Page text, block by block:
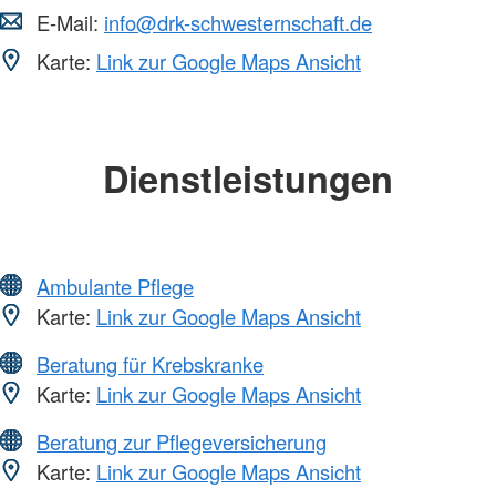
E-Mail: info@drk-schwesternschaft.de
Karte: Link zur Google Maps Ansicht
Dienstleistungen
Ambulante Pflege
Karte: Link zur Google Maps Ansicht
Beratung für Krebskranke
Karte: Link zur Google Maps Ansicht
Beratung zur Pflegeversicherung
Karte: Link zur Google Maps Ansicht